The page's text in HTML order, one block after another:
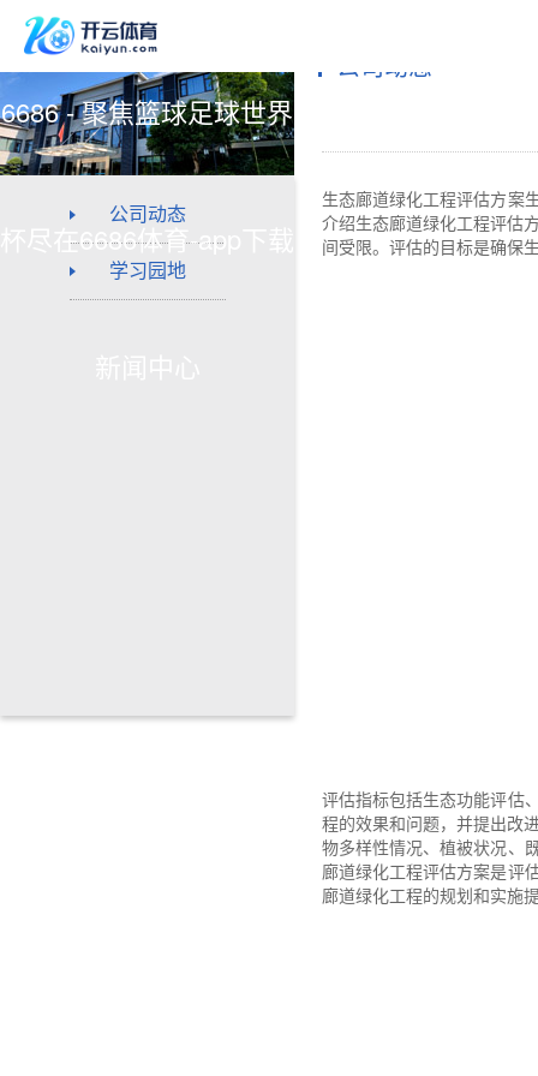
6686 - 聚焦篮球足球世界
杯尽在6686体育-app下载
公司动态
学习园地
公司动态
生态廊道绿化工程评估方案
介绍生态廊道绿化工程评估
间受限。评估的目标是确保
评估指标包括生态功能评估
程的效果和问题，并提出改
物多样性情况、植被状况、
廊道绿化工程评估方案是评
廊道绿化工程的规划和实施